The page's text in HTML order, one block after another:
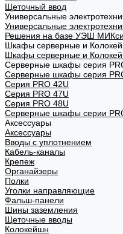
Щеточный ввод
Универсальные
Универсальные
Решения на базе УЭШ
Шкафы серверные и
Шкафы серверные и
Серверные шкафы серия
Серверные шкафы серия
Серия PRO 42U
Серия PRO 47U
Серия PRO 48U
Серверные шкафы серии
Аксессуары
Аксессуары
Вводы с уплотнением
Кабель-каналы
Крепеж
Органайзеры
Полки
Уголки направляющие
Фальш-панели
Шины заземления
Щеточные вводы
Колокейшн